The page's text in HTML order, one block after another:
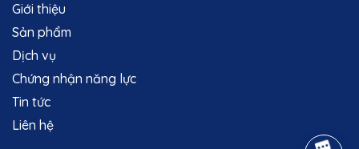
Giới thiệu
Sản phẩm
Dịch vụ
Chứng nhận năng lực
Tin tức
Liên hệ